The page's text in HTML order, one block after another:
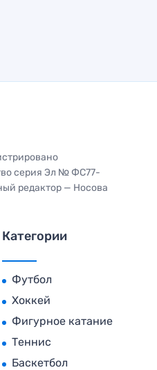
серия Эл № ФС77-
редактор — Носова
Категории
Футбол
Хоккей
Фигурное катание
Теннис
Баскетбол